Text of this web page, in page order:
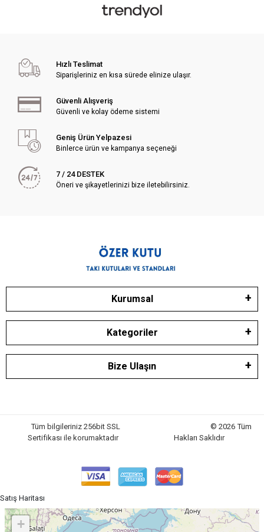
Hızlı Teslimat
Siparişleriniz en kısa sürede elinize ulaşır.
Güvenli Alışveriş
Güvenli ve kolay ödeme sistemi
Geniş Ürün Yelpazesi
Binlerce ürün ve kampanya seçeneği
7 / 24 DESTEK
Öneri ve şikayetlerinizi bize iletebilirsiniz.
Kurumsal
Kategoriler
Bize Ulaşın
Tüm bilgileriniz 256bit SSL
Sertifikası ile korumaktadır
© 2026 Tüm
Hakları Saklıdır
Satış Haritası